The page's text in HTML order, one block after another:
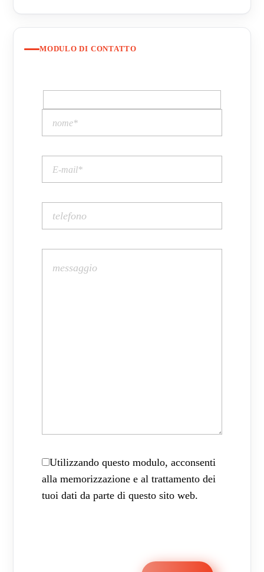
MODULO DI CONTATTO
Utilizzando questo modulo, acconsenti
alla memorizzazione e al trattamento dei
tuoi dati da parte di questo sito web.